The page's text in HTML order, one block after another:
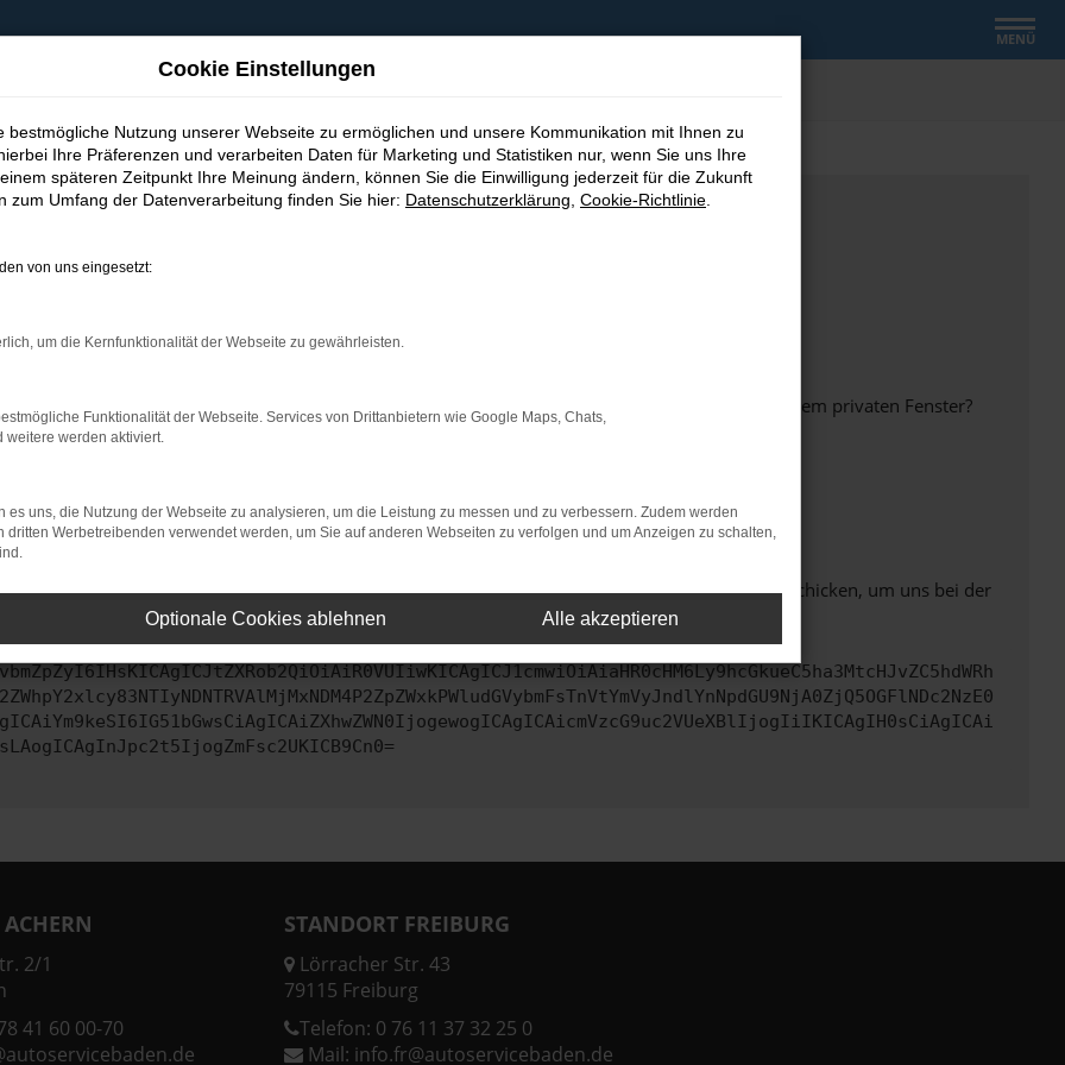
MENÜ
bestimmter Seiten verhindern. Funktioniert die Seite in einem anderen Browser oder in einem privaten Fenster?
beheben.
auf dem neuesten Stand sind.
kann auch dazu führen, dass bestimmte Funktionen nicht mehr unterstützt werden.
uns bitte. Wir werden versuchen, das Problem zu beheben. Du kannst uns diesen Text schicken, um uns bei der
2/1
41 60 00-70
STANDORT FREIBURG
Lörracher Str. 43
79115 Freiburg
Telefon: 0 76 11 37 32 25 0
Mail: info.fr@autoservicebaden.de
Cookie Einstellungen
bestmögliche Nutzung unserer Webseite zu ermöglichen und unsere Kommunikation mit Ihnen zu
Ihre Präferenzen und verarbeiten Daten für Marketing und Statistiken nur, wenn Sie uns Ihre
späteren Zeitpunkt Ihre Meinung ändern, können Sie die Einwilligung jederzeit für die Zukunft
zum Umfang der Datenverarbeitung finden Sie hier: Datenschutzerklärung Cookie-Richtlinie
von uns eingesetzt:
um die Kernfunktionalität der Webseite zu gewährleisten.
Funktionalität der Webseite. Services von Drittanbietern wie Google Maps, Chats,
weitere werden aktiviert.
es uns, die Nutzung der Webseite zu analysieren, um die Leistung zu messen und zu verbessern. Zudem werden
dritten Werbetreibenden verwendet werden, um Sie auf anderen Webseiten zu verfolgen und um Anzeigen zu schalten,
Optionale Cookies ablehnen Alle akzeptieren